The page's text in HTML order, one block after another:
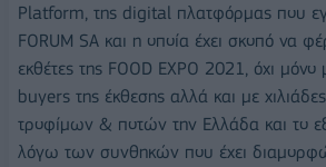
Platform, της digital πλατφόρμας που
FORUM SA και η οποία έχει σκοπό να
εκθέτες της FOOD EXPO 2021, όχι
buyers της έκθεσης αλλά και με
τροφίμων & ποτών την Ελλάδα και το
λόγω των συνθηκών που έχει